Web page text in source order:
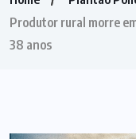
Produtor rural morre
38 anos